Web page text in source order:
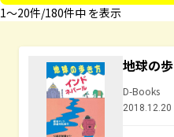
1〜20件/180件中 を表示
地球の
D-Books
2018.12.20